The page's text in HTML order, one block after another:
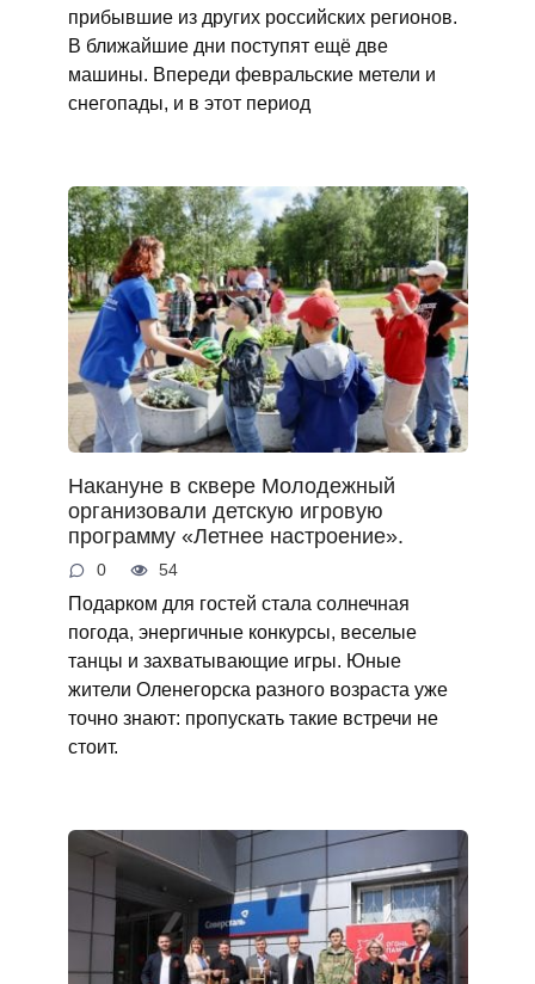
прибывшие из других российских регионов.
В ближайшие дни поступят ещё две
машины. Впереди февральские метели и
снегопады, и в этот период
Накануне в сквере Молодежный
организовали детскую игровую
программу «Летнее настроение».
0 54
Подарком для гостей стала солнечная
погода, энергичные конкурсы, веселые
танцы и захватывающие игры. Юные
жители Оленегорска разного возраста уже
точно знают: пропускать такие встречи не
стоит.